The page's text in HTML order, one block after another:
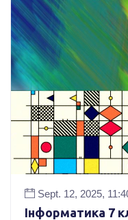
Sept. 12, 2025,
Інформатика 7